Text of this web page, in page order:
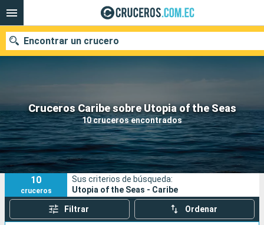
Cruceros Caribe sobre Utopia of the Seas
10 cruceros encontrados
Encontrar un crucero
Nuestros destinos
Fecha de salida
Puertos Compañías
Buscar
10
cruceros
Sus criterios de búsqueda:
Utopia of the Seas - Caribe
Filtrar Ordenar